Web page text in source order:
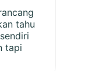
tahu
tapi